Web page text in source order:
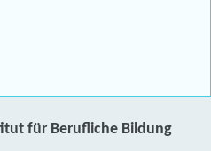
für Berufliche Bildung